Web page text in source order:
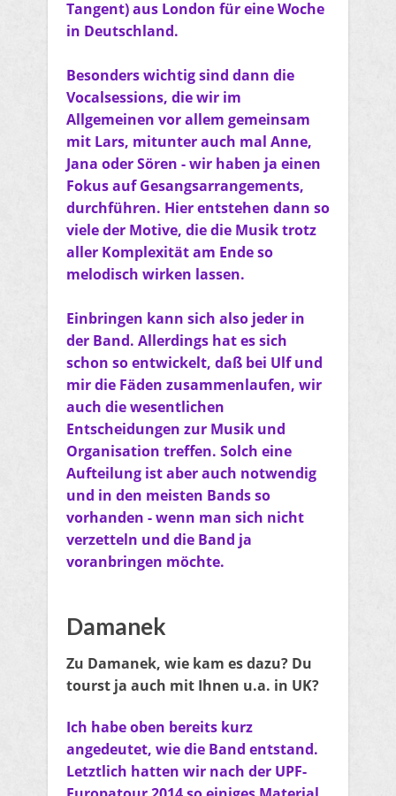
Tangent) aus London für eine Woche
in Deutschland.
Besonders wichtig sind dann die
Vocalsessions, die wir im
Allgemeinen vor allem gemeinsam
mit Lars, mitunter auch mal Anne,
Jana oder Sören - wir haben ja einen
Fokus auf Gesangsarrangements,
durchführen. Hier entstehen dann so
viele der Motive, die die Musik trotz
aller Komplexität am Ende so
melodisch wirken lassen.
Einbringen kann sich also jeder in
der Band. Allerdings hat es sich
schon so entwickelt, daß bei Ulf und
mir die Fäden zusammenlaufen, wir
auch die wesentlichen
Entscheidungen zur Musik und
Organisation treffen. Solch eine
Aufteilung ist aber auch notwendig
und in den meisten Bands so
vorhanden - wenn man sich nicht
verzetteln und die Band ja
voranbringen möchte.
Damanek
Zu Damanek, wie kam es dazu? Du
tourst ja auch mit Ihnen u.a. in UK?
Ich habe oben bereits kurz
angedeutet, wie die Band entstand.
Letztlich hatten wir nach der UPF-